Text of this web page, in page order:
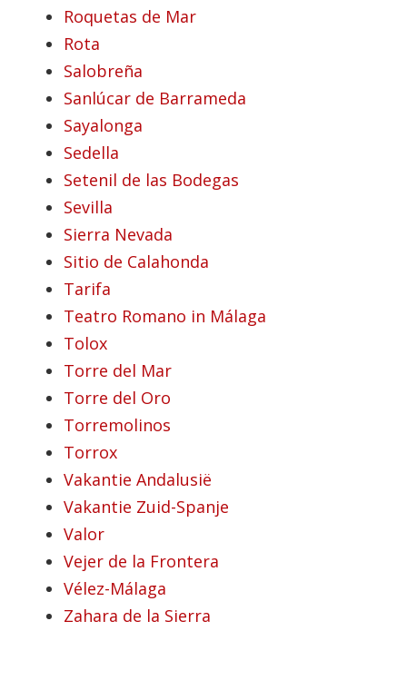
Roquetas de Mar
Rota
Salobreña
Sanlúcar de Barrameda
Sayalonga
Sedella
Setenil de las Bodegas
Sevilla
Sierra Nevada
Sitio de Calahonda
Tarifa
Teatro Romano in Málaga
Tolox
Torre del Mar
Torre del Oro
Torremolinos
Torrox
Vakantie Andalusië
Vakantie Zuid-Spanje
Valor
Vejer de la Frontera
Vélez-Málaga
Zahara de la Sierra